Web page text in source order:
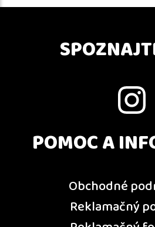
POMOC A
Obchodné
Reklamačný